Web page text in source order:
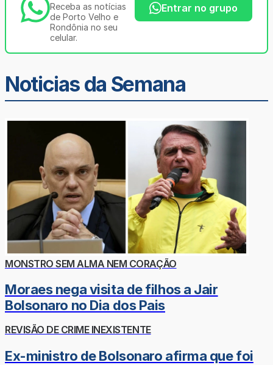
Receba as notícias
de Porto Velho e
Rondônia no seu
celular.
Entrar no grupo
Noticias da Semana
MONSTRO SEM ALMA NEM CORAÇÃO
Moraes nega visita de filhos a Jair
Bolsonaro no Dia dos Pais
REVISÃO DE CRIME INEXISTENTE
Ex-ministro de Bolsonaro afirma que foi